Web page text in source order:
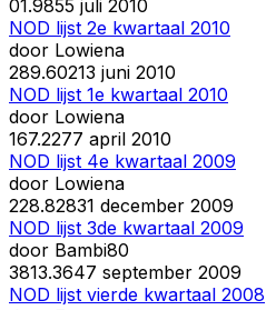
01.9855 juli 2010
NOD lijst 2e kwartaal 2010
door Lowiena
289.60213 juni 2010
NOD lijst 1e kwartaal 2010
door Lowiena
167.2277 april 2010
NOD lijst 4e kwartaal 2009
door Lowiena
228.82831 december 2009
NOD lijst 3de kwartaal 2009
door Bambi80
3813.3647 september 2009
NOD lijst vierde kwartaal 2008